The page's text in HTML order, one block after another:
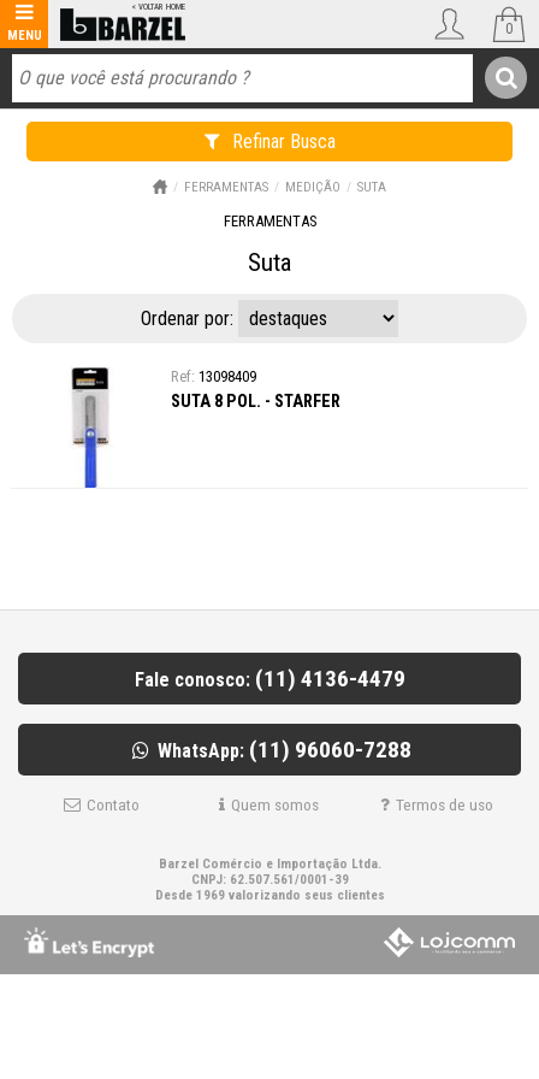
Refinar Busca
0
FERRAMENTAS MEDIÇÃO SUTA
FERRAMENTAS
Suta
Ordenar por:
13098409
SUTA 8 POL. - STARFER
Fale conosco: (11) 4136-4479
WhatsApp: (11) 96060-7288
Contato Quem somos Termos de uso
Barzel Comércio e Importação Ltda.
CNPJ: 62.507.561/0001-39
Desde 1969 valorizando seus clientes